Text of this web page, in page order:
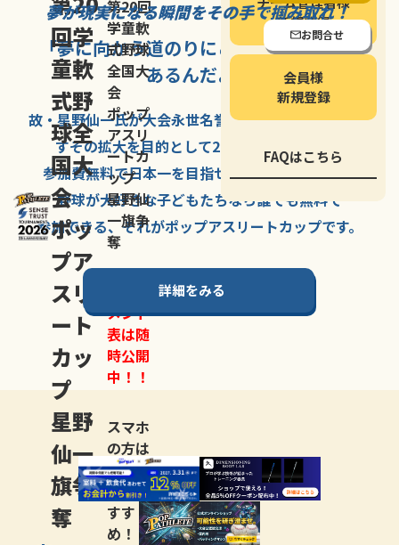
お問合せ
回学
童軟
式野
球全
国大
会
ポッ
プア
スリ
ート
カッ
プ
星野
仙一
旗争
奪
第20回
学童軟
式野球
全国大
会
ポップ
アスリ
ートカ
ップ
星野仙
一旗争
奪
メント
表は随
時公開
中！！
スマホ
の方は
LINE登
録がお
すす
め！
新規登録
会員様
新規登録
FAQはこちら
夢が現実になる瞬間をその手で掴み取れ！
「夢に向かう道のりにこそ大きな意味が
あるんだよ」
故・星野仙一氏が大会永世名誉会長を務める、野球の
すその拡大を目的として2007年に
参加費無料で日本一を目指せる唯一の野球大会。
野球が大好きな子どもたちなら誰でも無料で
参加できる、それがポップアスリートカップです。
詳細をみる